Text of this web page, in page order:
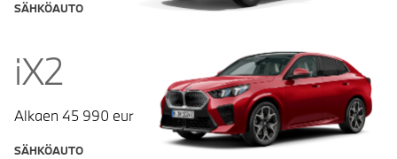
SÄHKÖAUTO
iX2
Alkaen 45 990 eur
SÄHKÖAUTO